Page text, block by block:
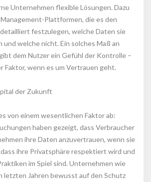
Unternehmen flexible Lösungen. Dazu
Plattformen, die es den
festzulegen, welche Daten sie
welche nicht. Ein solches Maß an
dem Nutzer ein Gefühl der Kontrolle –
Faktor, wenn es um Vertrauen geht.
der Zukunft
von einem wesentlichen Faktor ab:
haben gezeigt, dass Verbraucher
ihre Daten anzuvertrauen, wenn sie
ihre Privatsphäre respektiert wird und
im Spiel sind. Unternehmen wie
letzten Jahren bewusst auf den Schutz